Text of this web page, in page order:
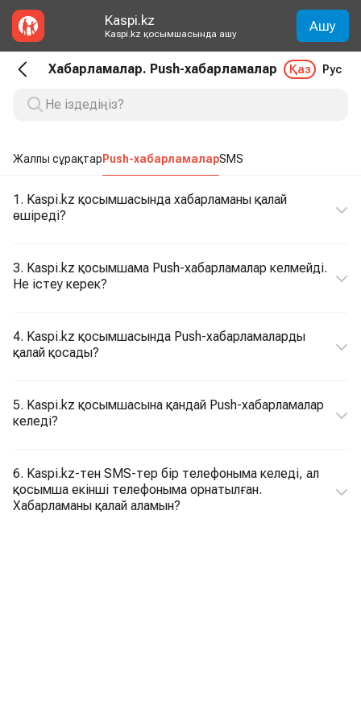
Kaspi.kz
Kaspi.kz қосымшасында ашу Ашу
Хабарламалар. Push-хабарламалар Қаз Рус
Жалпы сұрақтарPush-хабарламаларSMS
1. Kaspi.kz қосымшасында хабарламаны қалай
өшіреді?
3. Kaspi.kz қосымшама Push-хабарламалар келмейді.
Не істеу керек?
4. Kaspi.kz қосымшасында Push-хабарламаларды
қалай қосады?
5. Kaspi.kz қосымшасына қандай Push-хабарламалар
келеді?
6. Kaspi.kz-тен SMS-тер бір телефоныма келеді, ал
қосымша екінші телефоныма орнатылған.
Хабарламаны қалай аламын?